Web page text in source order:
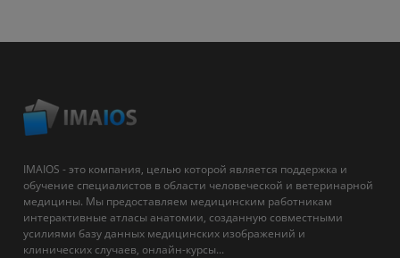
IMAIOS - это компания, целью которой является поддержка и
обучение специалистов в области человеческой и ветеринарной
медицины. Мы предоставляем медицинским работникам
интерактивные атласы анатомии, созданную совместными
усилиями базу данных медицинских изображений и
клинических случаев, онлайн-курсы...